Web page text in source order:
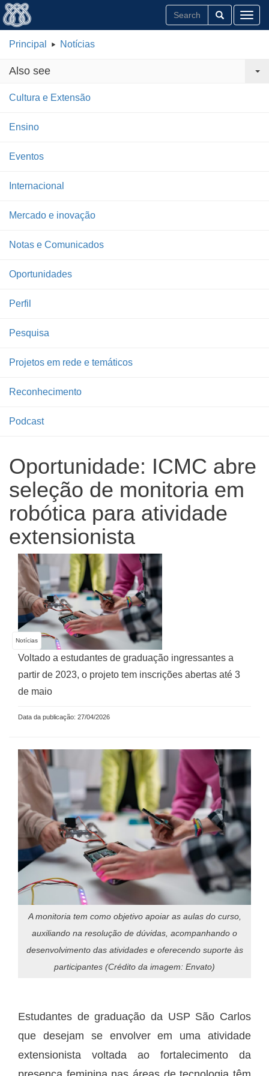
Principal Notícias
Also see
Cultura e Extensão
Ensino
Eventos
Internacional
Mercado e inovação
Notas e Comunicados
Oportunidades
Perfil
Pesquisa
Projetos em rede e temáticos
Reconhecimento
Podcast
Oportunidade: ICMC abre
seleção de monitoria em
robótica para atividade
extensionista
Notícias
Voltado a estudantes de graduação ingressantes a
partir de 2023, o projeto tem inscrições abertas até 3
de maio
Data da publicação: 27/04/2026
A monitoria tem como objetivo apoiar as aulas do curso,
auxiliando na resolução de dúvidas, acompanhando o
desenvolvimento das atividades e oferecendo suporte às
participantes (Crédito da imagem: Envato)
Estudantes de graduação da USP São Carlos
que desejam se envolver em uma atividade
extensionista voltada ao fortalecimento da